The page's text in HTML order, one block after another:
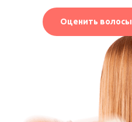
Оценить волосы